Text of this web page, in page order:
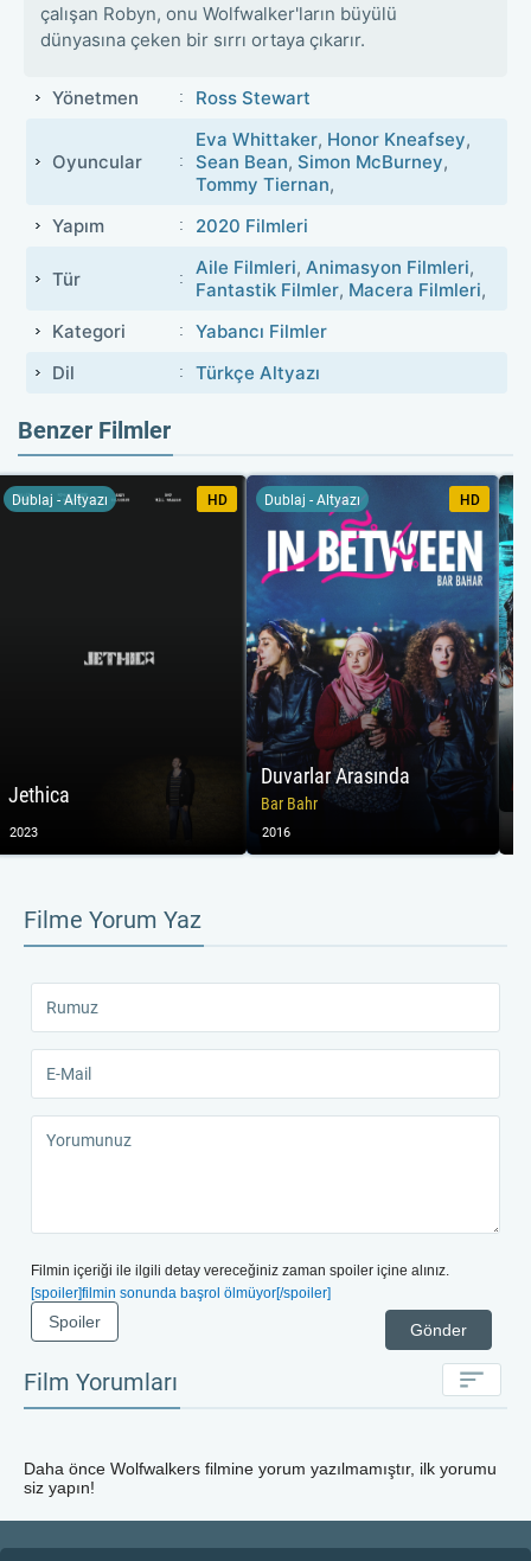
çalışan Robyn, onu Wolfwalker'ların büyülü
dünyasına çeken bir sırrı ortaya çıkarır.
Yönetmen Ross Stewart
Oyuncular
Eva Whittaker, Honor Kneafsey,
Sean Bean, Simon McBurney,
Tommy Tiernan,
Yapım
2020 Filmleri
Tür Aile Filmleri, Animasyon Filmleri,
Fantastik Filmler, Macera Filmleri,
Kategori
Yabancı Filmler
Dil
Türkçe Altyazı
Benzer Filmler
Jethica
Dublaj - Altyazı HD
2023
Duvarlar Arasında
Bar Bahr
Dublaj - Altyazı HD
2016
Filme Yorum Yaz
Filmin içeriği ile ilgili detay vereceğiniz zaman spoiler içine alınız.
[spoiler]filmin sonunda başrol ölmüyor[/spoiler]
Gönder
Spoiler
Film Yorumları
Daha önce Wolfwalkers filmine yorum yazılmamıştır, ilk yorumu
siz yapın!